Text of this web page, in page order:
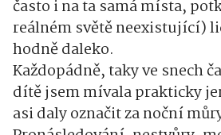
často i na ta samá místa,
reálném světě neexistující)
hodně daleko.
Každopádně, taky ve snech
dítě jsem mívala prakticky
asi daly označit za noční